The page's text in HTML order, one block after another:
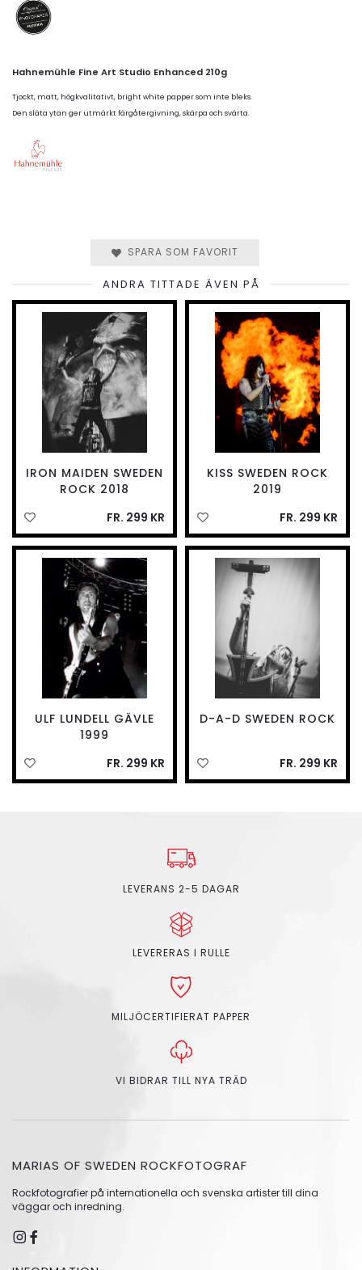
Hahnemühle Fine Art Studio Enhanced 210g
Tjockt, matt, högkvalitativt, bright white papper som inte bleks.
Den släta ytan ger utmärkt färgåtergivning, skärpa och svärta.
SPARA SOM FAVORIT
ANDRA TITTADE ÄVEN PÅ
IRON MAIDEN SWEDEN
ROCK 2018
FR. 299 KR
KISS SWEDEN ROCK
2019
FR. 299 KR
ULF LUNDELL GÄVLE
1999
FR. 299 KR
D-A-D SWEDEN ROCK
FR. 299 KR
LEVERANS 2-5 DAGAR
LEVERERAS I RULLE
MILJÖCERTIFIERAT PAPPER
VI BIDRAR TILL NYA TRÄD
MARIAS OF SWEDEN ROCKFOTOGRAF
Rockfotografier på internationella och svenska artister till dina
väggar och inredning.